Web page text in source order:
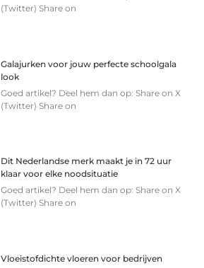
(Twitter) Share on
Galajurken voor jouw perfecte schoolgala
look
Goed artikel? Deel hem dan op: Share on X
(Twitter) Share on
Dit Nederlandse merk maakt je in 72 uur
klaar voor elke noodsituatie
Goed artikel? Deel hem dan op: Share on X
(Twitter) Share on
Vloeistofdichte vloeren voor bedrijven